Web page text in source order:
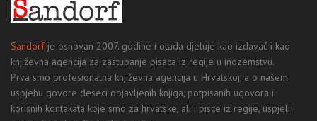
Sandorfje osnovan 2007. godine i otada djeluje kao izdavač i kao
književna agencija za zastupanje pisaca iz regije u inozemstvu.
Prva smo profesionalna književna agencija u Hrvatskoj, a o našem
uspjehu govore deseci objavljenih knjiga, potpisanih ugovora i
korisnih kontakata koje smo za hrvatske, ali i pisce iz regije, uspjeli